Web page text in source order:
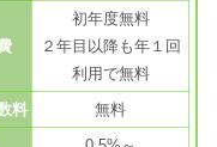
初年度無料
２年目以降も年１回
利用で無料
料
無料